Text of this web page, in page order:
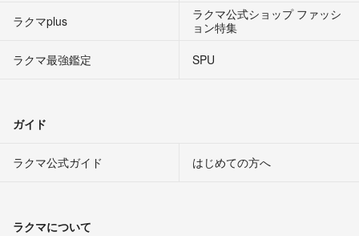
ラクマplus
ラクマ公式ショップ ファッシ
ョン特集
ラクマ最強鑑定
SPU
ガイド
ラクマ公式ガイド はじめての方へ
ラクマについて